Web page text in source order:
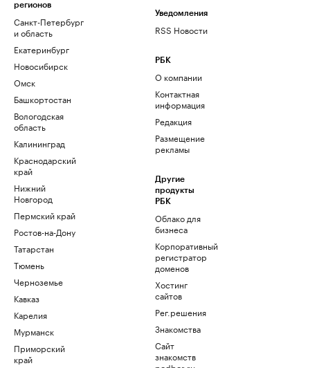
регионов
Санкт-Петербург
и область
Екатеринбург
Новосибирск
Омск
Башкортостан
Вологодская
область
Калининград
Краснодарский
край
Нижний
Новгород
Пермский край
Ростов-на-Дону
Татарстан
Тюмень
Черноземье
Кавказ
Карелия
Мурманск
Приморский
край
Уведомления
RSS Новости
РБК
О компании
Контактная
информация
Редакция
Размещение
рекламы
Другие
продукты
РБК
Облако для
бизнеса
Корпоративный
регистратор
доменов
Хостинг
сайтов
Рег.решения
Знакомства
Сайт
знакомств